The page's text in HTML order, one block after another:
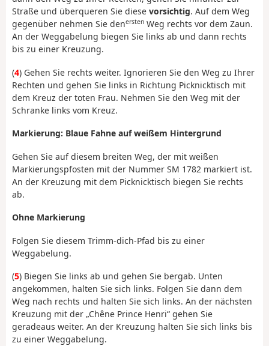
Straße und überqueren Sie diese vorsichtig. Auf dem Weg
gegenüber nehmen Sie denersten Weg rechts vor dem Zaun.
An der Weggabelung biegen Sie links ab und dann rechts
bis zu einer Kreuzung.
(4) Gehen Sie rechts weiter. Ignorieren Sie den Weg zu Ihrer
Rechten und gehen Sie links in Richtung Picknicktisch mit
dem Kreuz der toten Frau. Nehmen Sie den Weg mit der
Schranke links vom Kreuz.
Markierung: Blaue Fahne auf weißem Hintergrund
Gehen Sie auf diesem breiten Weg, der mit weißen
Markierungspfosten mit der Nummer SM 1782 markiert ist.
An der Kreuzung mit dem Picknicktisch biegen Sie rechts
ab.
Ohne Markierung
Folgen Sie diesem Trimm-dich-Pfad bis zu einer
Weggabelung.
(5) Biegen Sie links ab und gehen Sie bergab. Unten
angekommen, halten Sie sich links. Folgen Sie dann dem
Weg nach rechts und halten Sie sich links. An der nächsten
Kreuzung mit der „Chêne Prince Henri“ gehen Sie
geradeaus weiter. An der Kreuzung halten Sie sich links bis
zu einer Weggabelung.